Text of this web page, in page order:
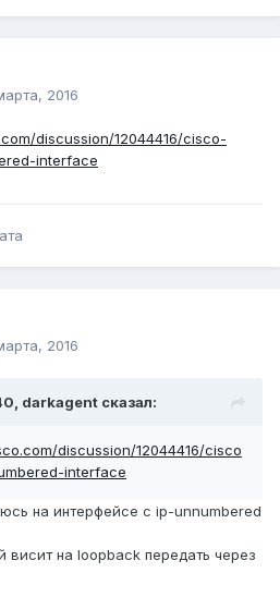
2016
discussion/12044416/cisco-
interface
2016
darkagent сказал:
discussion/12044416/cisco
interface
на интерфейсе с ip-unnumbered
на loopback передать через